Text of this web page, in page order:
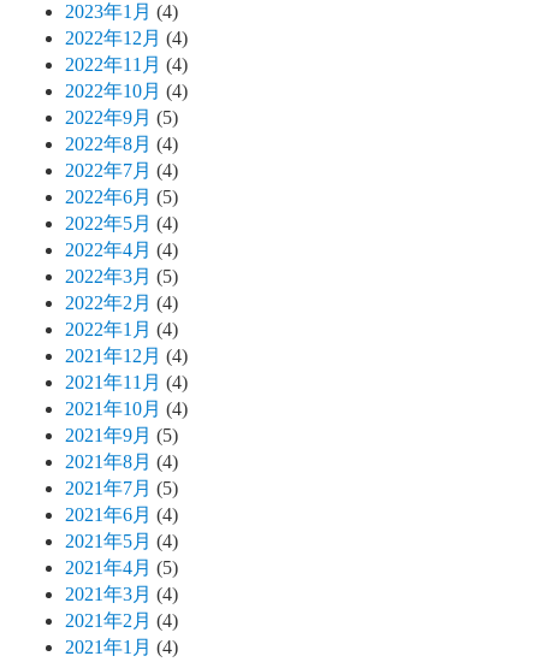
2023年1月 (4)
2022年12月 (4)
2022年11月 (4)
2022年10月 (4)
2022年9月 (5)
2022年8月 (4)
2022年7月 (4)
2022年6月 (5)
2022年5月 (4)
2022年4月 (4)
2022年3月 (5)
2022年2月 (4)
2022年1月 (4)
2021年12月 (4)
2021年11月 (4)
2021年10月 (4)
2021年9月 (5)
2021年8月 (4)
2021年7月 (5)
2021年6月 (4)
2021年5月 (4)
2021年4月 (5)
2021年3月 (4)
2021年2月 (4)
2021年1月 (4)